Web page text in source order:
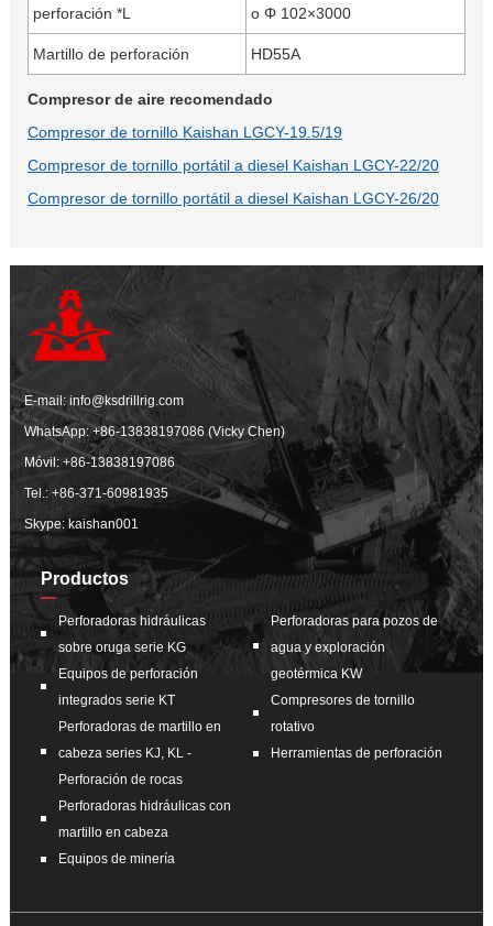
perforación *L
o Φ 102×3000
Martillo de perforación HD55A
Compresor de aire recomendado
Compresor de tornillo Kaishan LGCY-19.5/19
Compresor de tornillo portátil a diesel Kaishan LGCY-22/20
Compresor de tornillo portátil a diesel Kaishan LGCY-26/20
E-mail:info@ksdrillrig.com
WhatsApp:+86-13838197086 (Vicky Chen)
Móvil:+86-13838197086
Tel.:+86-371-60981935
Skype: kaishan001
Productos
Perforadoras hidráulicas
sobre oruga serie KG
Equipos de perforación
integrados serie KT
Perforadoras de martillo en
cabeza series KJ, KL -
Perforación de rocas
Perforadoras hidráulicas con
martillo en cabeza
Equipos de minería
Perforadoras para pozos de
agua y exploración
geotérmica KW
Compresores de tornillo
rotativo
Herramientas de perforación